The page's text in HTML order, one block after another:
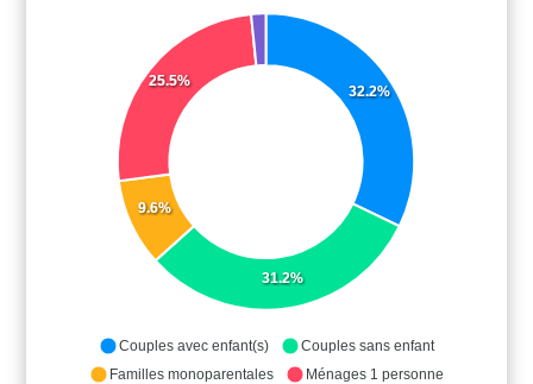
32.2%
31.2%
9.6%
25.5%
Couples avec enfant(s)
Couples sans enfant
Familles monoparentales
Ménages 1 personne